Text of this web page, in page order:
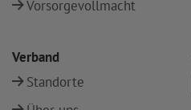
Vorsorgevollmacht
Verband
Standorte